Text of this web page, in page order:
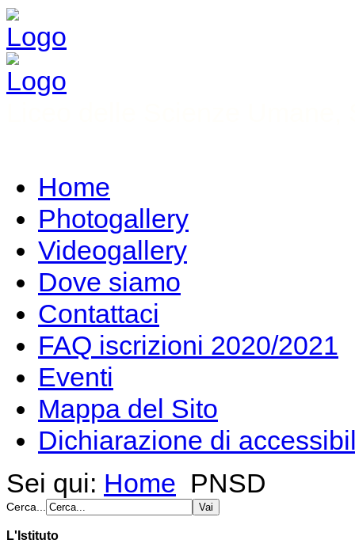
Home
Photogallery
Videogallery
Dove siamo
Contattaci
FAQ iscrizioni 2020/2021
Eventi
Mappa del Sito
Dichiarazione di
Sei qui: Home PNSD
Cerca...
L'Istituto